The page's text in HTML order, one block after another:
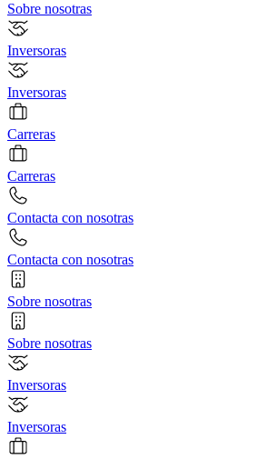
Sobre nosotras
Inversoras
Inversoras
Carreras
Carreras
Contacta con nosotras
Contacta con nosotras
Sobre nosotras
Sobre nosotras
Inversoras
Inversoras